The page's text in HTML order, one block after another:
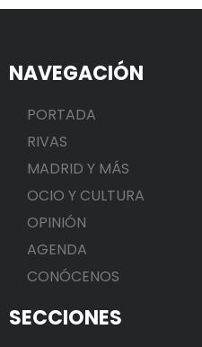
NAVEGACIÓN
PORTADA
RIVAS
MADRID Y MÁS
OCIO Y CULTURA
OPINIÓN
AGENDA
CONÓCENOS
SECCIONES